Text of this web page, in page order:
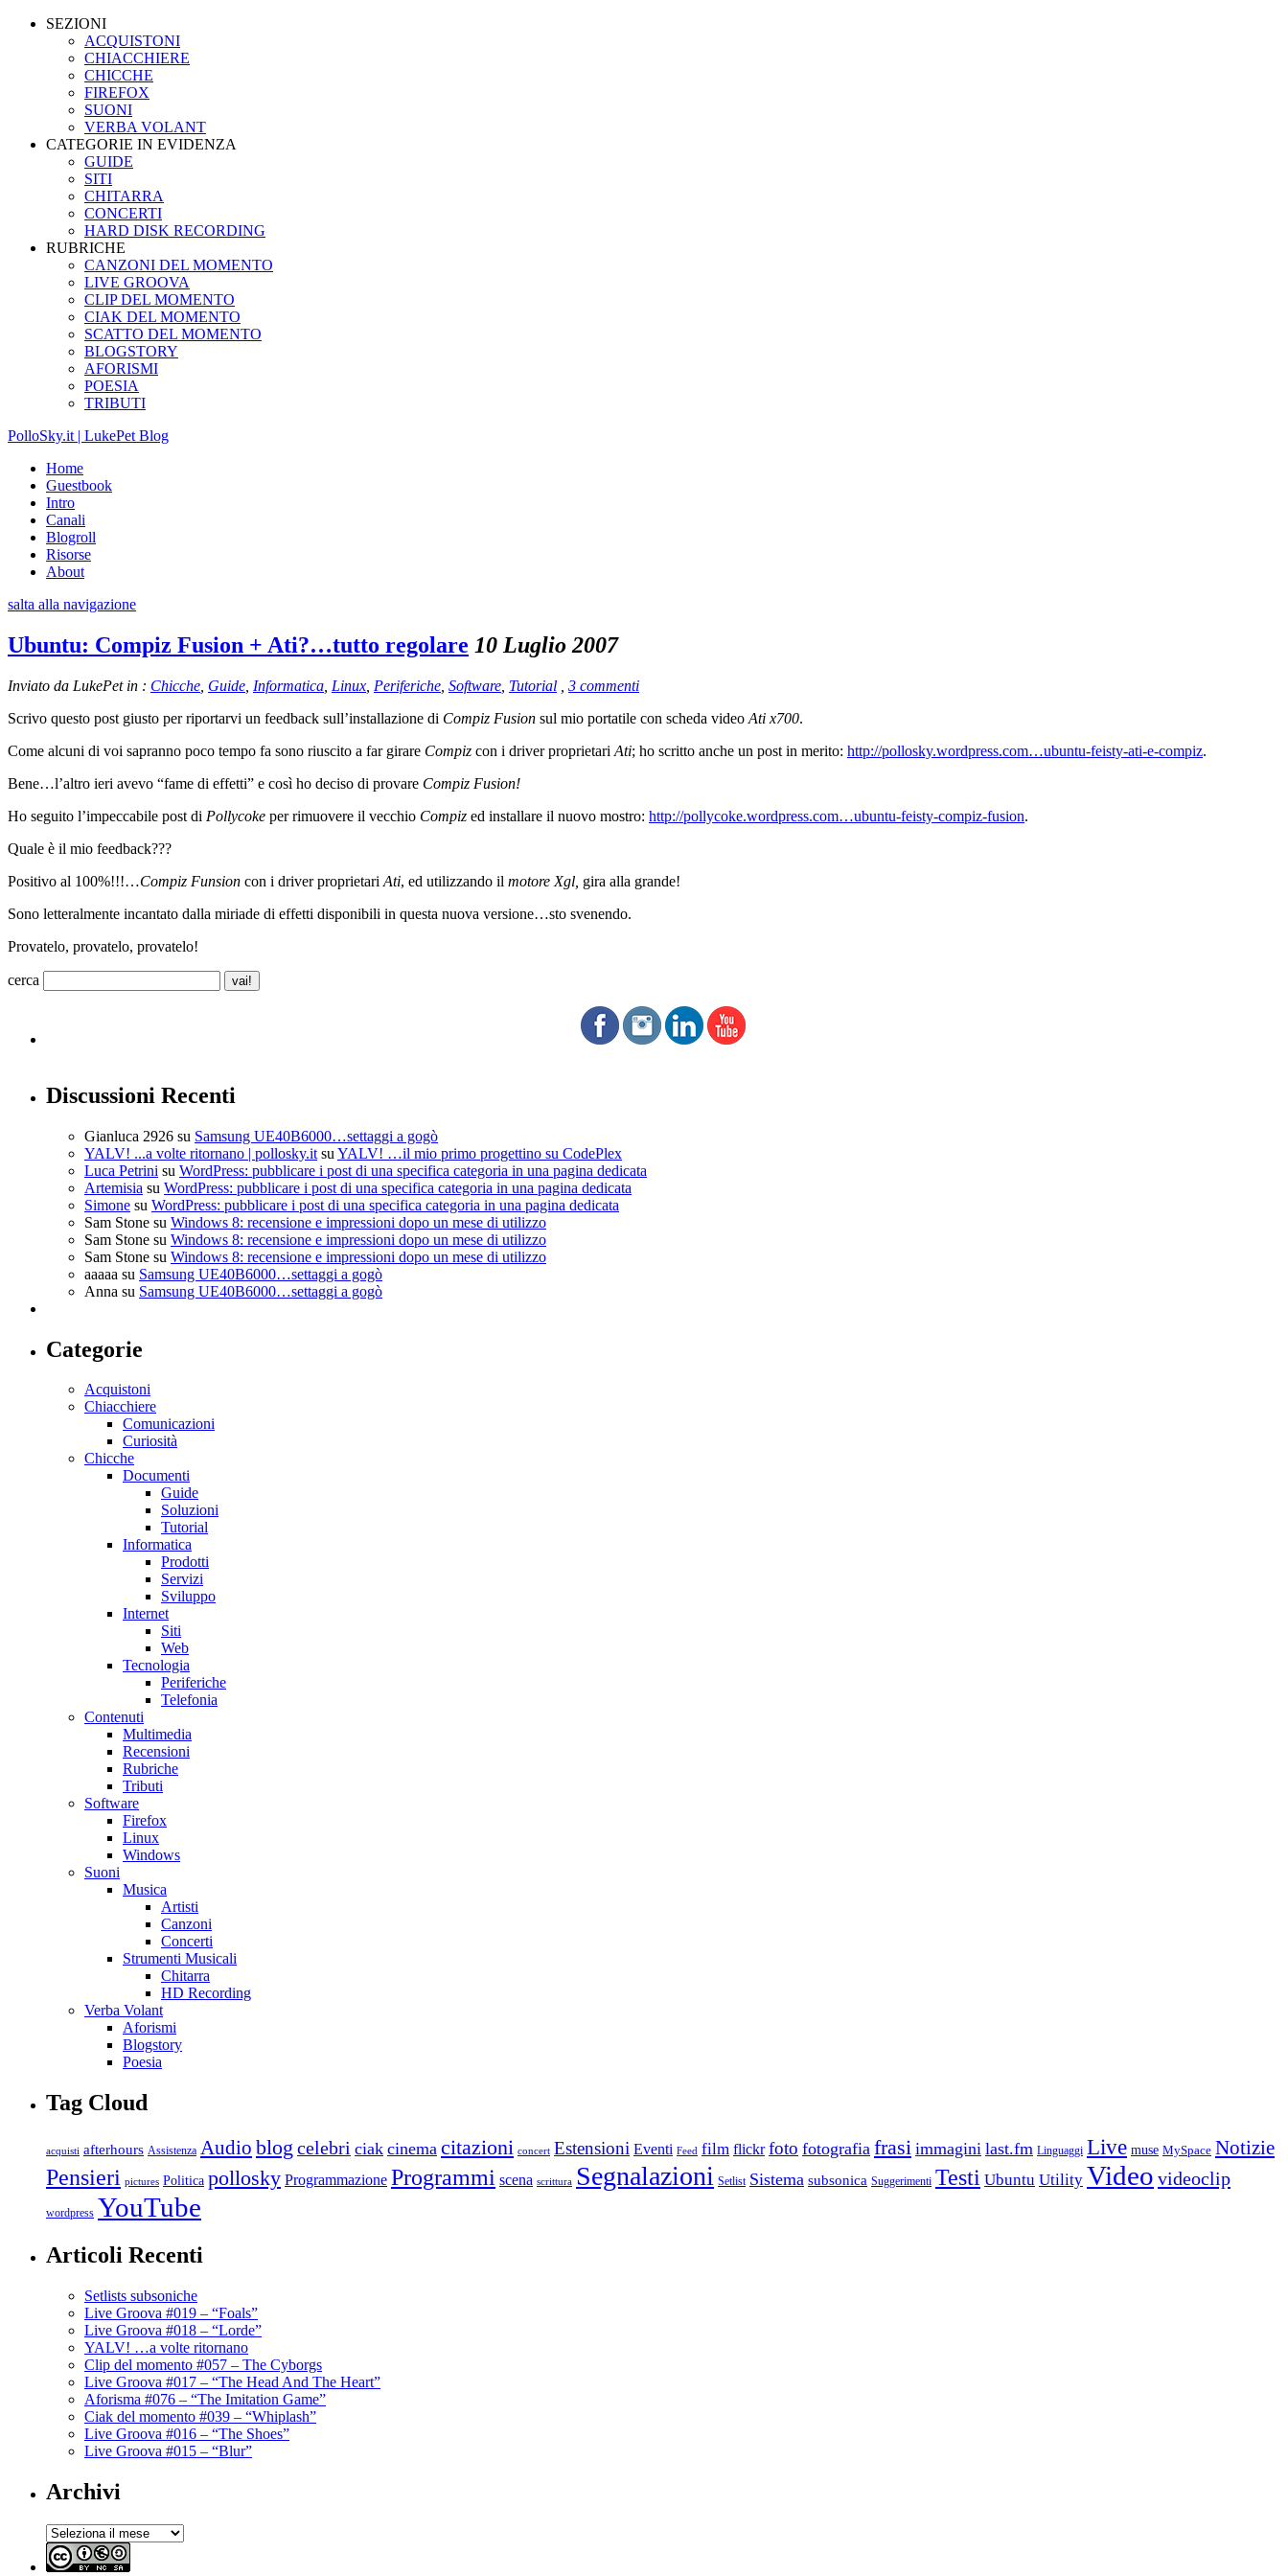
SEZIONI
ACQUISTONI
CHIACCHIERE
CHICCHE
FIREFOX
SUONI
VERBA VOLANT
CATEGORIE IN EVIDENZA
GUIDE
SITI
CHITARRA
CONCERTI
HARD DISK RECORDING
RUBRICHE
CANZONI DEL MOMENTO
LIVE GROOVA
CLIP DEL MOMENTO
CIAK DEL MOMENTO
SCATTO DEL MOMENTO
BLOGSTORY
AFORISMI
POESIA
TRIBUTI
PolloSky.it | LukePet Blog
Home
Guestbook
Intro
Canali
Blogroll
Risorse
About
salta alla navigazione
Ubuntu: Compiz Fusion + Ati?…tutto regolare 10 Luglio 2007
Inviato da LukePet in : Chicche Guide Informatica Linux Periferiche Software Tutorial
3 commenti
Scrivo questo post giusto per riportarvi un feedback sull’installazione di Compiz Fusion sul mio portatile con scheda video Ati x700.
Come alcuni di voi sapranno poco tempo fa sono riuscito a far girare Compiz con i driver proprietari Ati; ho scritto anche un post in merito: http://pollosky.wordpress.com…ubuntu-feisty-ati-e-compiz.
Bene…l’altro ieri avevo “fame di effetti” e così ho deciso di provare Compiz Fusion!
Ho seguito l’impeccabile post di Pollycoke per rimuovere il vecchio Compiz ed installare il nuovo mostro: http://pollycoke.wordpress.com…ubuntu-feisty-compiz-fusion.
Quale è il mio feedback???
Positivo al 100%!!!…Compiz Funsion con i driver proprietari Ati, ed utilizzando il motore Xgl, gira alla grande!
Sono letteralmente incantato dalla miriade di effetti disponibili in questa nuova versione…sto svenendo.
Provatelo, provatelo, provatelo!
cerca
Discussioni Recenti
Gianluca 2926 su Samsung UE40B6000…settaggi a gogò
YALV! ...a volte ritornano | pollosky.it su YALV! …il mio primo progettino su CodePlex
Luca Petrini su WordPress: pubblicare i post di una specifica categoria in una pagina dedicata
Artemisia su WordPress: pubblicare i post di una specifica categoria in una pagina dedicata
Simone su WordPress: pubblicare i post di una specifica categoria in una pagina dedicata
Sam Stone su Windows 8: recensione e impressioni dopo un mese di utilizzo
Sam Stone su Windows 8: recensione e impressioni dopo un mese di utilizzo
Sam Stone su Windows 8: recensione e impressioni dopo un mese di utilizzo
aaaaa su Samsung UE40B6000…settaggi a gogò
Anna su Samsung UE40B6000…settaggi a gogò
Categorie
Acquistoni
Chiacchiere
Comunicazioni
Curiosità
Chicche
Documenti
Guide
Soluzioni
Tutorial
Informatica
Prodotti
Servizi
Sviluppo
Internet
Siti
Web
Tecnologia
Periferiche
Telefonia
Contenuti
Multimedia
Recensioni
Rubriche
Tributi
Software
Firefox
Linux
Windows
Suoni
Musica
Artisti
Canzoni
Concerti
Strumenti Musicali
Chitarra
HD Recording
Verba Volant
Aforismi
Blogstory
Poesia
Tag Cloud
acquisti afterhours Assistenza Audio blog celebri ciak cinema citazioni concert Estensioni Eventi Feed film flickr foto fotografia frasi immagini last.fm Linguaggi Live muse MySpace Notizie
Pensieri pictures Politica pollosky Programmazione Programmi scena scrittura Segnalazioni Setlist Sistema subsonica Suggerimenti Testi Ubuntu Utility Video videoclip
wordpress YouTube
Articoli Recenti
Setlists subsoniche
Live Groova #019 – “Foals”
Live Groova #018 – “Lorde”
YALV! …a volte ritornano
Clip del momento #057 – The Cyborgs
Live Groova #017 – “The Head And The Heart”
Aforisma #076 – “The Imitation Game”
Ciak del momento #039 – “Whiplash”
Live Groova #016 – “The Shoes”
Live Groova #015 – “Blur”
Archivi
Archivi